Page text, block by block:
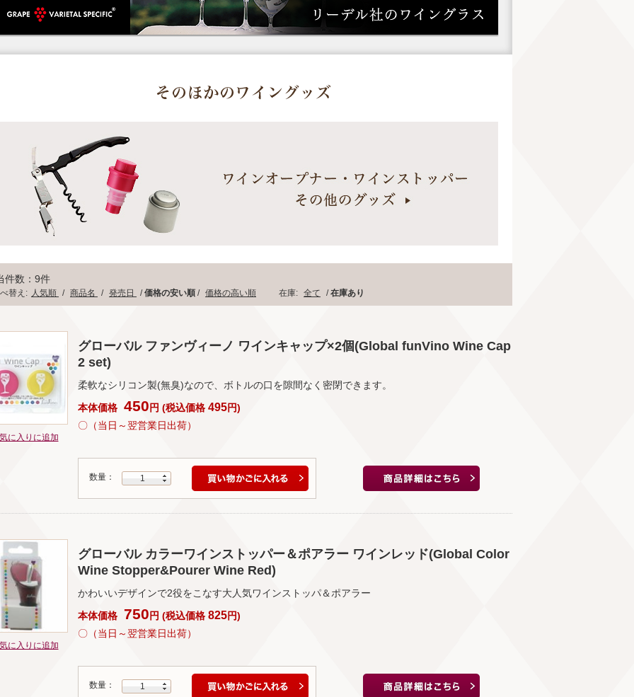
件数：9件
替え: 人気順 / 商品名 / 発売日 /価格の安い順 / 価格の高い順 在庫: 全て /在庫あり
に入りに追加
グローバル ファンヴィーノ ワインキャップ×2個(Global funVino Wine Cap
2 set)
柔軟なシリコン製(無臭)なので、ボトルの口を隙間なく密閉できます。
本体価格 450 円 (税込価格 495円)
〇（当日～翌営業日出荷）
数量： 1
に入りに追加
グローバル カラーワインストッパー＆ポアラー ワインレッド(Global Color
Wine Stopper&Pourer Wine Red)
かわいいデザインで2役をこなす大人気ワインストッパ＆ポアラー
本体価格
750 円 (税込価格 825円)
〇（当日～翌営業日出荷）
数量： 1